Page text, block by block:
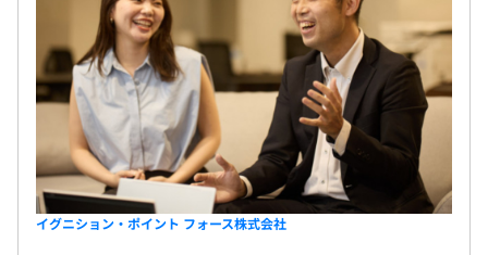
イグニション・ポイント フォース株式会社